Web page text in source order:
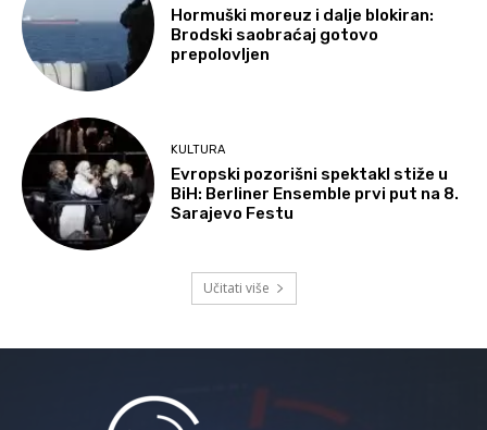
Hormuški moreuz i dalje blokiran:
Brodski saobraćaj gotovo
prepolovljen
KULTURA
Evropski pozorišni spektakl stiže u
BiH: Berliner Ensemble prvi put na 8.
Sarajevo Festu
Učitati više